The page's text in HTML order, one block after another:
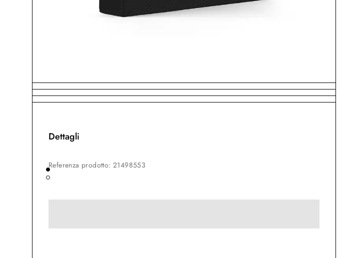
Dettagli
Referenza prodotto:21498553